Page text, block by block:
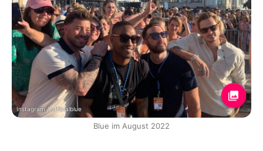
Instagram / officialblue
Blue im August 2022